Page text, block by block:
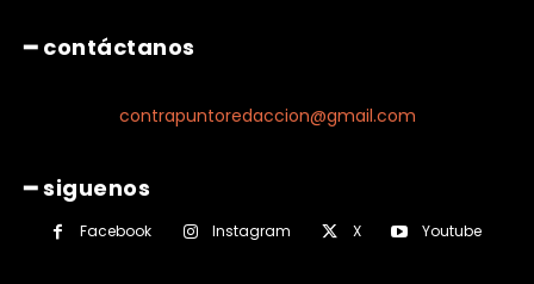
━ contáctanos
contrapuntoredaccion@gmail.com
━ siguenos
Facebook Instagram X Youtube